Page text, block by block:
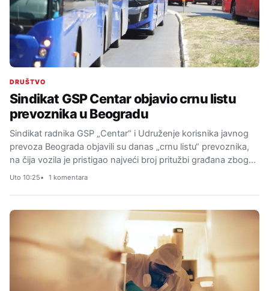
DRUŠTVO
Sindikat GSP Centar objavio crnu listu
prevoznika u Beogradu
Sindikat radnika GSP „Centar“ i Udruženje korisnika javnog
prevoza Beograda objavili su danas „crnu listu“ prevoznika,
na čija vozila je pristigao najveći broj pritužbi građana zbog…
Uto 10:25 1 komentara